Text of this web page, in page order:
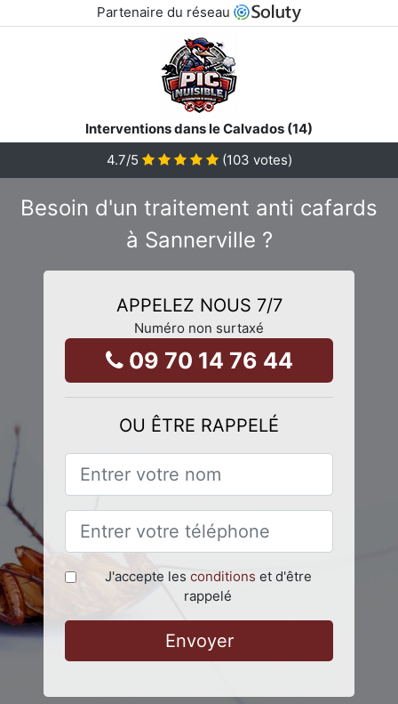
Partenaire du réseau
Interventions dans le Calvados (14)
4.7/5 (103 votes)
Besoin d'un traitement anti cafards
à Sannerville ?
APPELEZ NOUS 7/7
Numéro non surtaxé
09 70 14 76 44
OU ÊTRE RAPPELÉ
J'accepte les conditions et d'être
rappelé
Envoyer